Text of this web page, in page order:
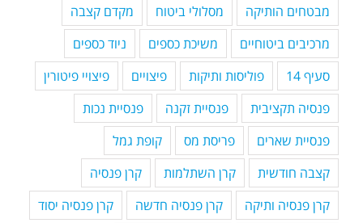
מבטחים הותיקה
מסלולי ביטוח
מקדם קצבה
מרכיבים ביטוחיים
משיכת כספים
ניוד כספים
סעיף 14
פוליסות ותיקות פיצויים
פיצויי פיטורין
פנסיה תקציבית
פנסיית זקנה
פנסיית נכות
פנסיית שארים
פריסת מס
קופת גמל
קצבה חודשית
קרן השתלמות
קרן פנסיה
קרן פנסיה ותיקה
קרן פנסיה חדשה
קרן פנסיה יסוד